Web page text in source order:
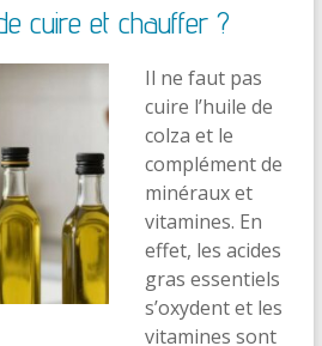
cuire et chauffer ?
Il ne faut pas
cuire l’huile de
colza et le
complément de
minéraux et
vitamines. En
effet, les acides
gras essentiels
s’oxydent et les
vitamines sont